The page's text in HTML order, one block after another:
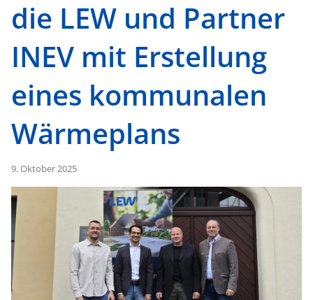
die LEW und Partner
INEV mit Erstellung
eines kommunalen
Wärmeplans
9. Oktober 2025